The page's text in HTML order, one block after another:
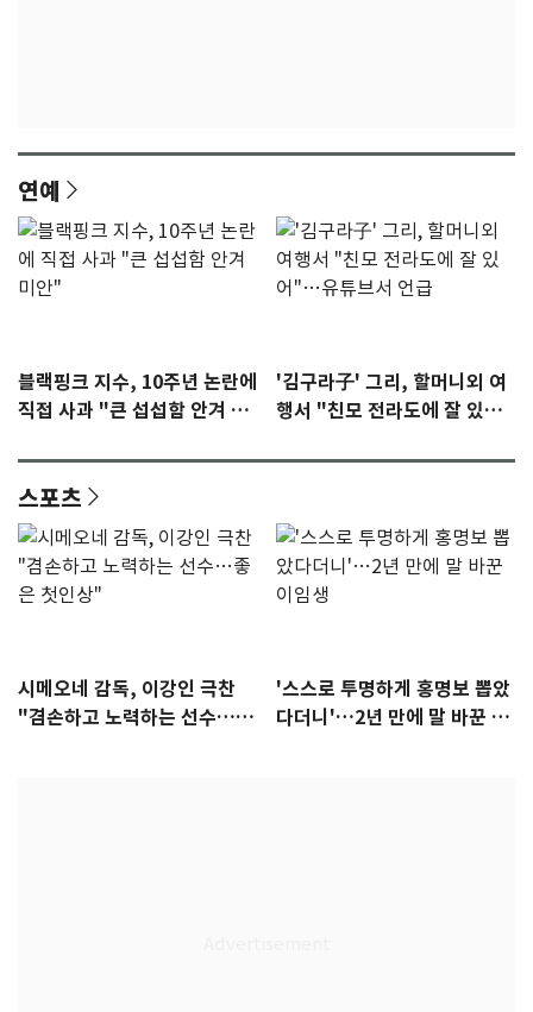
연예
블랙핑크 지수, 10주년 논란에
직접 사과 "큰 섭섭함 안겨 미
'김구라子' 그리, 할머니외 여
행서 "친모 전라도에 잘 있
스포츠
시메오네 감독, 이강인 극찬
"겸손하고 노력하는 선수…좋
'스스로 투명하게 홍명보 뽑았
다더니'…2년 만에 말 바꾼 이